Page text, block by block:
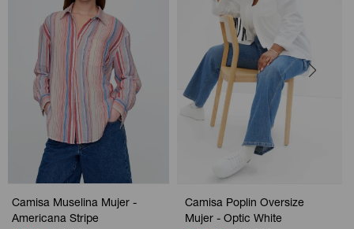
Camisa Muselina Mujer -
Americana Stripe
Camisa Poplin Oversize
Mujer - Optic White